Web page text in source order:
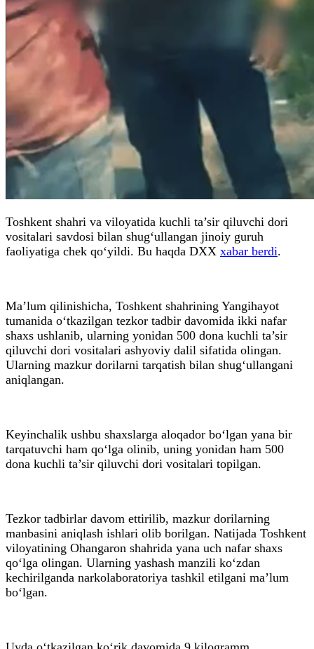
Toshkent shahri va viloyatida kuchli ta’sir qiluvchi dori
vositalari savdosi bilan shug‘ullangan jinoiy guruh
faoliyatiga chek qo‘yildi. Bu haqda DXX xabar berdi.
Ma’lum qilinishicha, Toshkent shahrining Yangihayot
tumanida o‘tkazilgan tezkor tadbir davomida ikki nafar
shaxs ushlanib, ularning yonidan 500 dona kuchli ta’sir
qiluvchi dori vositalari ashyoviy dalil sifatida olingan.
Ularning mazkur dorilarni tarqatish bilan shug‘ullangani
aniqlangan.
Keyinchalik ushbu shaxslarga aloqador bo‘lgan yana bir
tarqatuvchi ham qo‘lga olinib, uning yonidan ham 500
dona kuchli ta’sir qiluvchi dori vositalari topilgan.
Tezkor tadbirlar davom ettirilib, mazkur dorilarning
manbasini aniqlash ishlari olib borilgan. Natijada Toshkent
viloyatining Ohangaron shahrida yana uch nafar shaxs
qo‘lga olingan. Ularning yashash manzili ko‘zdan
kechirilganda narkolaboratoriya tashkil etilgani ma’lum
bo‘lgan.